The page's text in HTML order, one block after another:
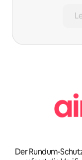
Der Rundum-